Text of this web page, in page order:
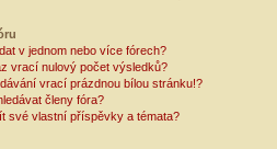
v jednom nebo více fórech?
vrací nulový počet výsledků?
vrací prázdnou bílou stránku!?
členy fóra?
své vlastní příspěvky a témata?